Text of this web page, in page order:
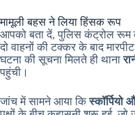
मामूली बहस ने लिया हिंसक रूप
आपको बता दें, पुलिस कंट्रोल रूम
दो वाहनों की टक्कर के बाद
घटना की सूचना मिलते ही थाना
पहुंची।
जांच में सामने आया किस्कॉर्पियो